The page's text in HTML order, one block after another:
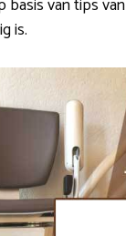
basis van tips
is.